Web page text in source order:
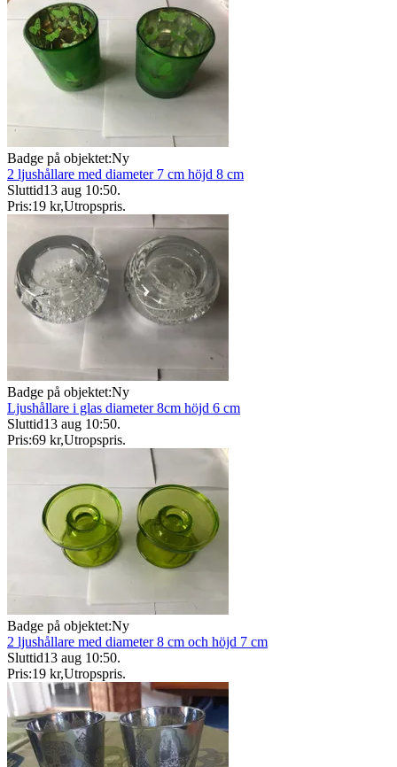
Badge på objektet:Ny
2 ljushållare med diameter 7 cm höjd 8 cm
Sluttid13 aug 10:50.
Pris:19 kr,Utropspris.
Badge på objektet:Ny
Ljushållare i glas diameter 8cm höjd 6 cm
Sluttid13 aug 10:50.
Pris:69 kr,Utropspris.
Badge på objektet:Ny
2 ljushållare med diameter 8 cm och höjd 7 cm
Sluttid13 aug 10:50.
Pris:19 kr,Utropspris.